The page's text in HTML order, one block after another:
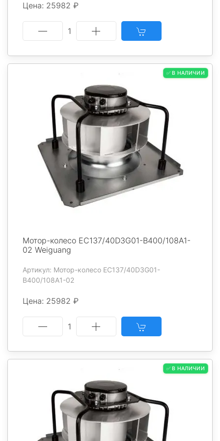
Цена: 25982 ₽
1
✅ В НАЛИЧИИ
Мотор-колесо EC137/40D3G01-B400/108A1-
02 Weiguang
Артикул: Мотор-колесо EC137/40D3G01-
B400/108A1-02
Цена: 25982 ₽
1
✅ В НАЛИЧИИ